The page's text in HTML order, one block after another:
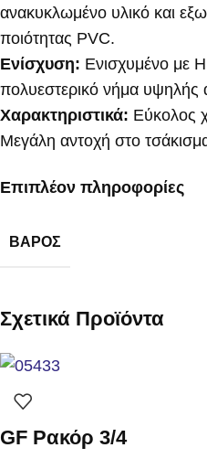
ανακυκλωμένο υλικό και
ποιότητας PVC.
Ενίσχυση: Ενισχυμένο με
πολυεστερικό νήμα υψηλής
Χαρακτηριστικά: Εύκολος
Μεγάλη αντοχή στο
Επιπλέον πληροφορίες
ΒΆΡΟΣ
Σχετικά Προϊόντα
GF Ρακόρ 3/4